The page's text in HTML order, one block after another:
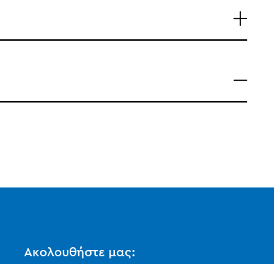
Ακολουθήστε μας: